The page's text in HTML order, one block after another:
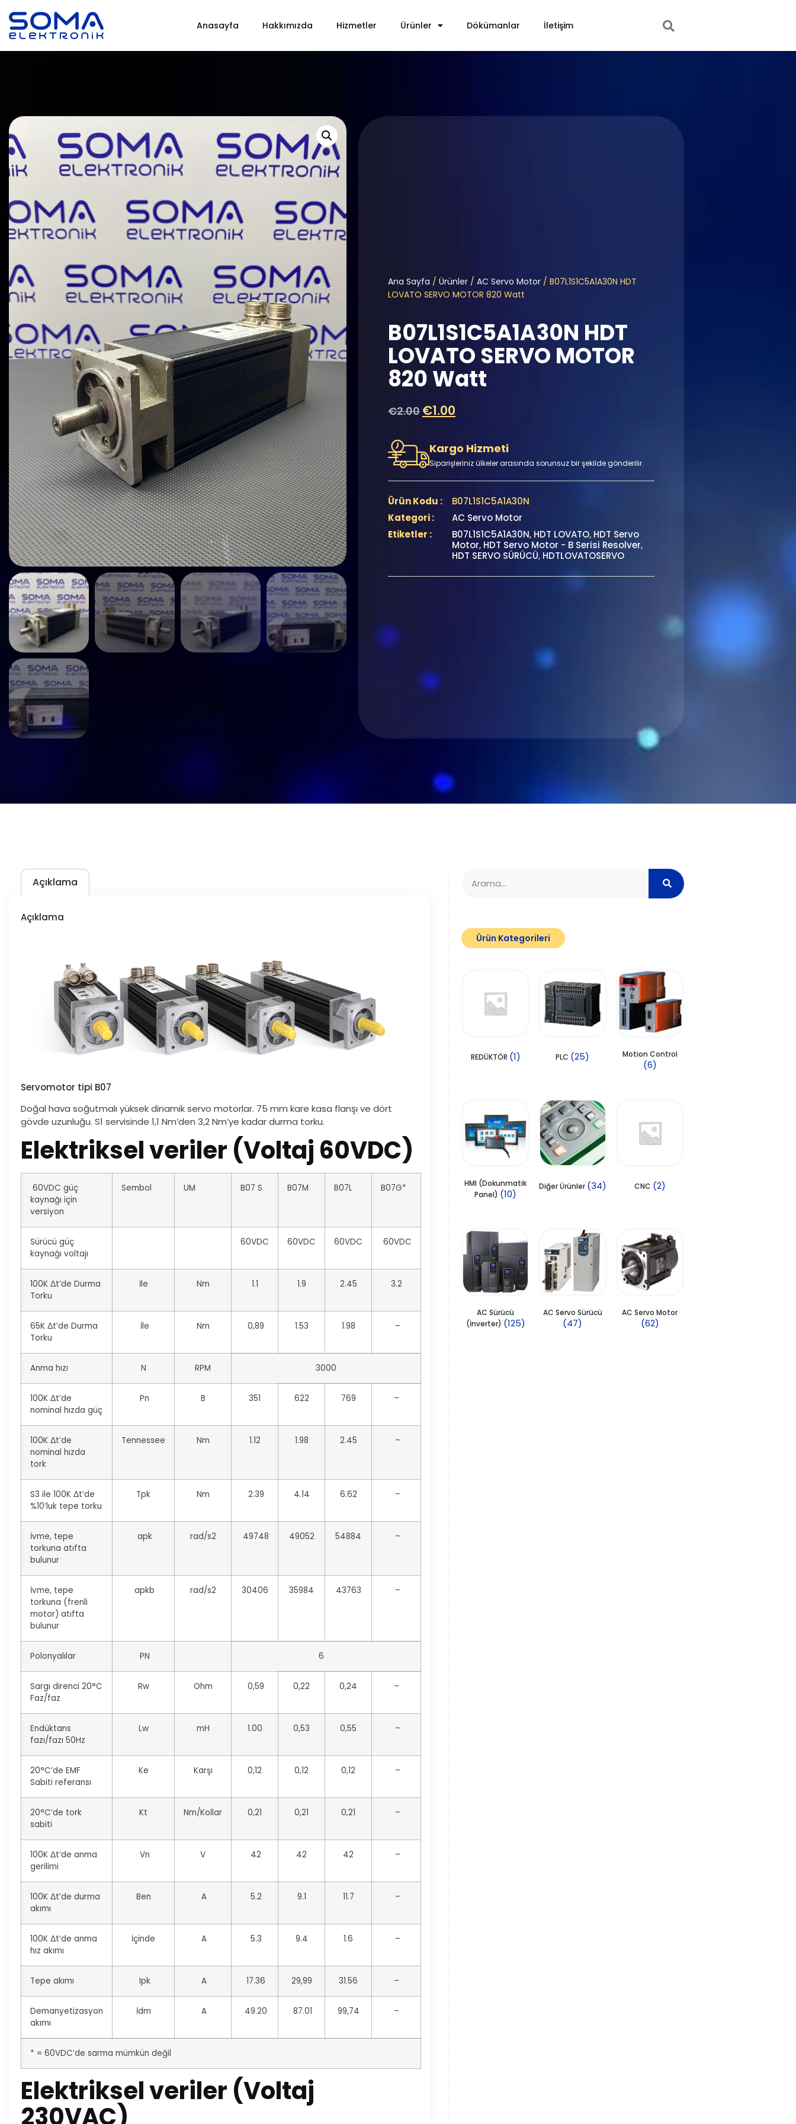
Anasayfa Hakkımızda Hizmetler Ürünler Dökümanlar İletişim
Ana Sayfa / Ürünler / AC Servo Motor / B07L1S1C5A1A30N HDT
LOVATO SERVO MOTOR 820 Watt
B07L1S1C5A1A30N HDT
LOVATO SERVO MOTOR
820 Watt
€2.00 €1.00
Kargo Hizmeti
Siparişleriniz ülkeler arasında sorunsuz bir şekilde gönderilir.
Ürün Kodu :
B07L1S1C5A1A30N
Kategori :
AC Servo Motor
Etiketler :
B07L1S1C5A1A30N, HDT LOVATO, HDT Servo
Motor, HDT Servo Motor - B Serisi Resolver,
HDT SERVO SÜRÜCÜ, HDTLOVATOSERVO
Açıklama
Açıklama
Servomotor tipi B07
Doğal hava soğutmalı yüksek dinamik servo motorlar. 75 mm kare kasa flanşı ve dört
gövde uzunluğu. S1 servisinde 1,1 Nm’den 3,2 Nm’ye kadar durma torku.
Elektriksel veriler (Voltaj 60VDC)
60VDC güç
kaynağı için
versiyon
Sembol UM B07 S B07M B07L B07G*
Sürücü güç
kaynağı voltajı
60VDC 60VDC 60VDC 60VDC
100K Δt’de Durma
Torku
İle Nm 1.1 1.9 2.45 3.2
65K Δt’de Durma
Torku
İle Nm 0,89 1.53 1.98 –
Anma hızı N RPM 3000
100K Δt’de
nominal hızda güç
Pn B 351 622 769 –
100K Δt’de
nominal hızda
tork
Tennessee Nm 1.12 1.98 2.45 –
S3 ile 100K Δt’de
%10’luk tepe torku
Tpk Nm 2.39 4.14 6.62 –
İvme, tepe
torkuna atıfta
bulunur
apk rad/s2 49748 49052 54884 –
İvme, tepe
torkuna (frenli
motor) atıfta
bulunur
apkb rad/s2 30406 35984 43763 –
Polonyalılar PN 6
Sargı direnci 20°C
Faz/faz
Rw Ohm 0,59 0,22 0,24 –
Endüktans
fazı/fazı 50Hz
Lw mH 1.00 0,53 0,55 –
20°C’de EMF
Sabiti referansı
Ke Karşı 0,12 0,12 0,12 –
20°C’de tork
sabiti
Kt Nm/Kollar 0,21 0,21 0,21 –
100K Δt’de anma
gerilimi
Vn V 42 42 42 –
100K Δt’de durma
akımı
Ben A 5.2 9.1 11.7 –
100K Δt’de anma
hız akımı
İçinde A 5.3 9.4 1.6 –
Tepe akımı Ipk A 17.36 29,99 31.56 –
Demanyetizasyon
akımı
İdm A 49.20 87.01 99,74 –
* = 60VDC’de sarma mümkün değil
Elektriksel veriler (Voltaj
230VAC)
Ürün Kategorileri
REDÜKTÖR (1) PLC (25) Motion Control
(6)
HMI (Dokunmatik
Panel) (10)
Diğer Ürünler (34) CNC (2)
AC Sürücü
(İnverter) (125)
AC Servo Sürücü
(47)
AC Servo Motor
(62)